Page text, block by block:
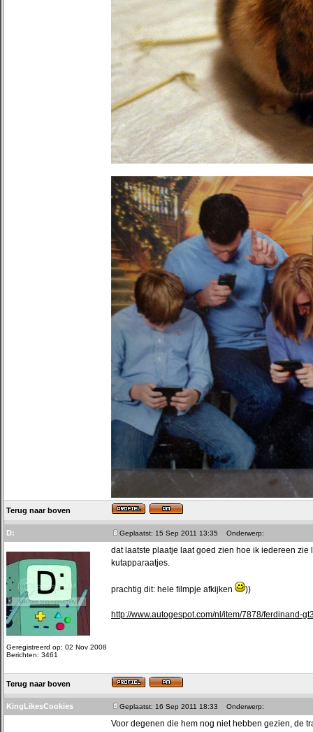
Terug naar boven
D: Geplaatst: 15 Sep 2011 13:35 Onderwerp:
Geregistreerd op: 02 Nov 2008
Berichten: 3461
dat laatste plaatje laat goed zien hoe ik iedereen
kutapparaatjes.
prachtig dit: hele filmpje afkijken ))
http://www.autogespot.com/nl/item/7878/ferdinand-
Terug naar boven
KingLikesCookies Geplaatst: 16 Sep 2011 18:33 Onderwerp:
Voor degenen die hem nog niet hebben gezien, de